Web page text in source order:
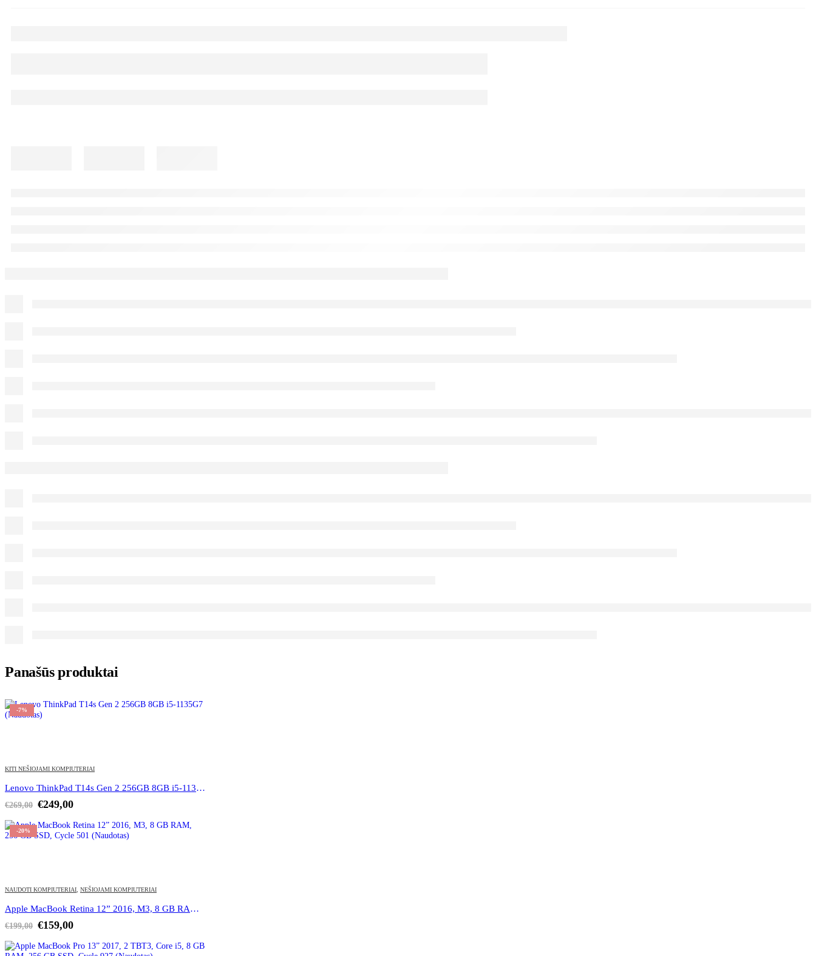
Panašūs produktai
-7%
KITI NEŠIOJAMI KOMPIUTERIAI
Lenovo ThinkPad T14s Gen 2 256GB 8GB i5-1135G7 (Naudotas)
€269,00 Original
was:
€269,00.
€249,00Current
is:
€249,00.
-20%
NAUDOTI KOMPIUTERIAI NEŠIOJAMI KOMPIUTERIAI
Apple MacBook Retina 12” 2016, M3, 8 GB RAM, 256 GB SSD, Cycle 501 (Naudotas)
€199,00 Original
was:
€159,00Current
is: